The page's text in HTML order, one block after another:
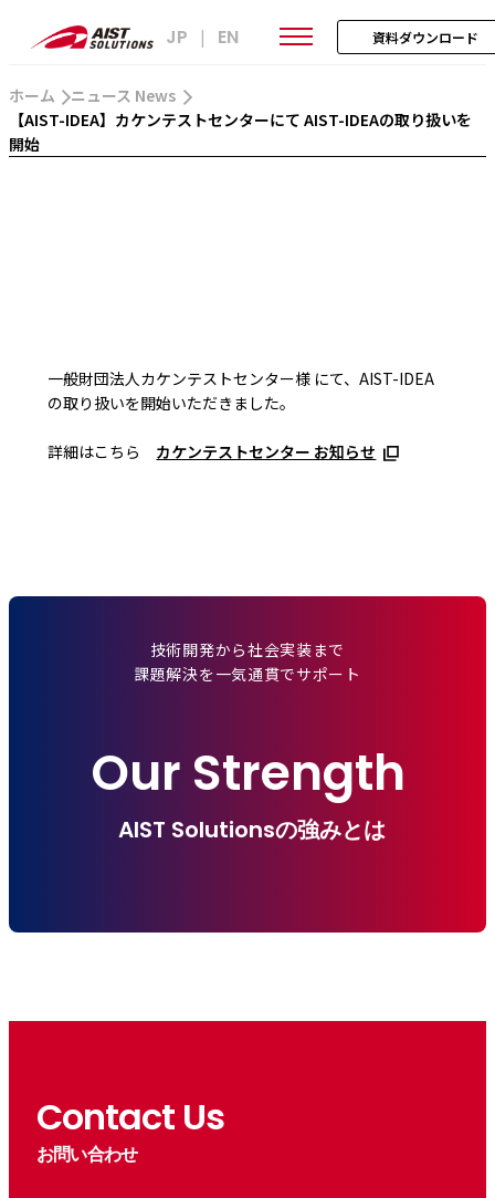
JP | EN 資料ダウンロード
ホーム
ニュース News
【AIST-IDEA】カケンテストセンターにて AIST-IDEAの取り扱いを
開始
一般財団法人カケンテストセンター様 にて、AIST-IDEA
の取り扱いを開始いただきました。
詳細はこちら カケンテストセンター お知らせ
技術開発から社会実装まで
課題解決を一気通貫でサポート
Our Strength
AIST Solutionsの強みとは
Contact Us
お問い合わせ